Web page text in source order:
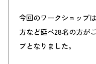
今回のワークショップ
方など延べ28名の方が
プとなりました。